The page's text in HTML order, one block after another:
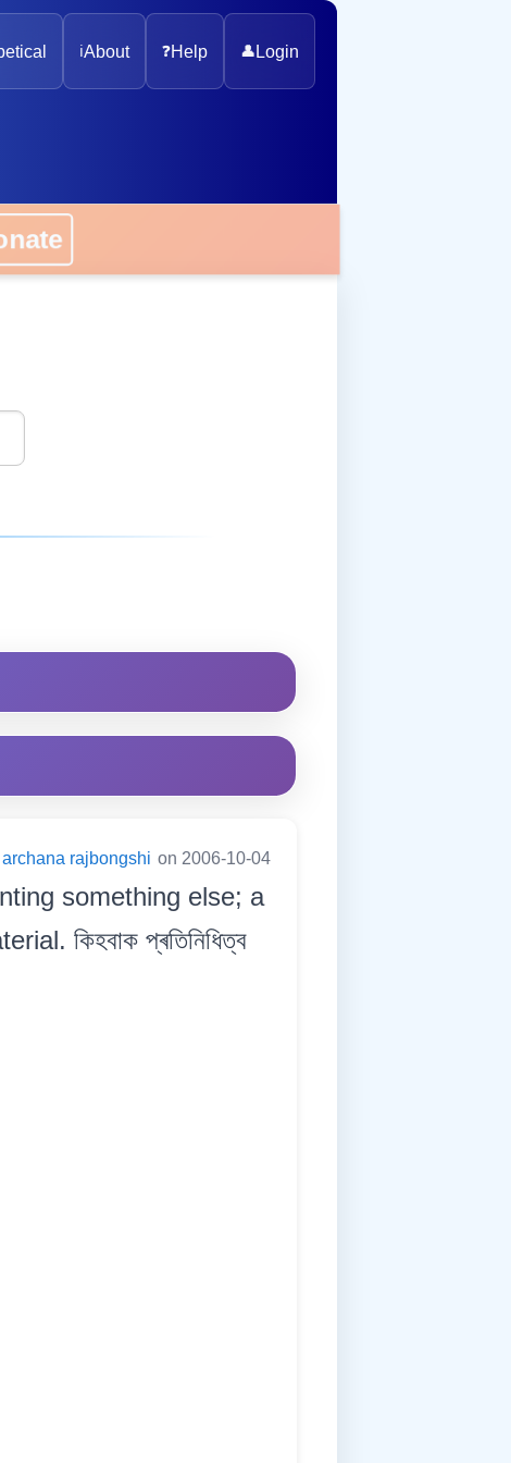
ℹ️About ❓Help 👤 Login
archana rajbongshi on 2006-10-04
something else; a
কিহবাক প্ৰতিনিধিত্ব